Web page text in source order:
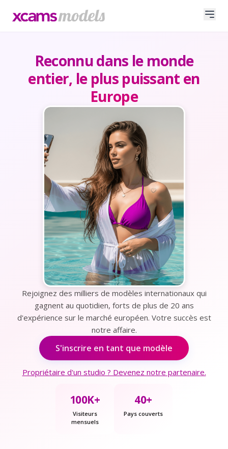
Reconnu dans le monde
entier, le plus puissant en
Europe
Rejoignez des milliers de modèles internationaux qui
gagnent au quotidien, forts de plus de 20 ans
d'expérience sur le marché européen. Votre succès est
notre affaire.
S'inscrire en tant que modèle
Propriétaire d'un studio ? Devenez notre partenaire.
100K+
Visiteurs
mensuels
40+
Pays couverts